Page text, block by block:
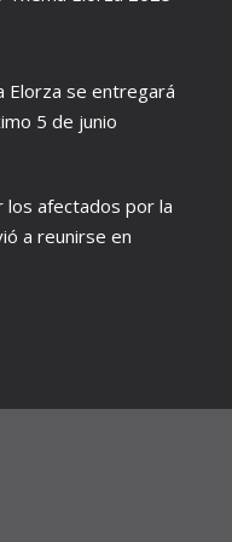
Elorza se entregará
5 de junio
los afectados por la
a reunirse en